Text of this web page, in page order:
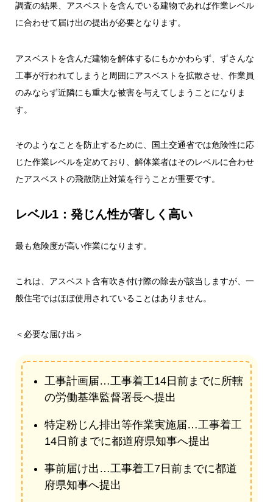
調査の結果、アスベストを含んでいる建物であれば作業レベル
に合わせて届け出の提出が必要となります。
アスベストを含んだ建物を解体するにもかかわらず、ずさんな
工事が行われてしまうと周囲にアスベストを拡散させ、作業員
のみならず近隣にも重大な被害を与えてしまうことになりま
す。
そのようなことを防止するために、国土交通省では危険性に応
じた作業レベルを定めており、解体業者はそのレベルに合わせ
たアスベストの飛散防止対策を行うことが重要です。
レベル1：発じん性が著しく高い
最も危険度が高い作業になります。
これは、アスベスト含有吹き付け際の除去が該当しますが、一
般住宅ではほぼ使用されていることはありません。
＜必要な届け出＞
工事計画届…工事着工14日前までに所轄
の労働基準監督署長へ提出
特定粉じん排出等作業実施届…工事着工
14日前までに都道府県知事へ提出
事前届け出…工事着工7日前までに都道
府県知事へ提出